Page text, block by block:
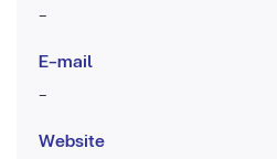
-
E-mail
-
Website